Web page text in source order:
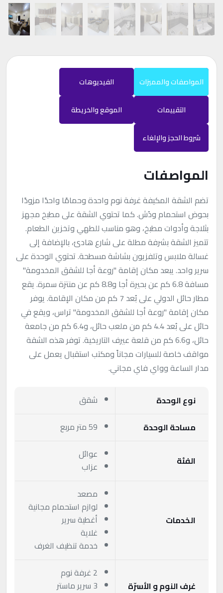
المواصفات والمميزات الفيديوهات
التقييمات الموقع والخريطة
شروط الحجز والإلغاء
المواصفات
تضم الشقة المكيفة غرفة نوم واحدة وحمامًا واحدًا مزودًا
بحوض استحمام ودُش. كما تحتوي الشقة على مطبخ مجهز
بثلاجة وأدوات مطبخ، وهو مناسب للطهي وتخزين الطعام.
تتميز الشقة بشرفة مطلة على شارع هادئ، بالإضافة إلى
غسالة ملابس وتلفزيون بشاشة مسطحة. تحتوي الوحدة على
سرير واحد. يبعد مكان إقامة "روعة أجا للشقق المخدومة"
مسافة 6.8 كم عن بحيرة أجا و8.8 كم عن منتزة سمرة. يقع
مطار حائل الدولي على بُعد 7 كم من مكان الإقامة. يوفر
مكان إقامة "روعة أجا للشقق المخدومة" تراس، ويقع في
حائل على بُعد 4.4 كم من ملعب حائل، و6.4 كم من جامعة
حائل، و6.6 كم من قلعة عيرف التاريخية. توفر هذه الشقة
مواقف خاصة للسيارات مجاناً ومكتب استقبال يعمل على
مدار الساعة وواي فاي مجاني.
نوع الوحدة
شقق
مساحة الوحدة
59 متر مربع
الفئة
عوائل
عزاب
الخدمات
مصعد
لوازم استحمام مجانية
أغطية سرير
غلاية
خدمة تنظيف الغرف
غرف النوم و الأسرّة
2 غرفة نوم
3 سرير ماستر